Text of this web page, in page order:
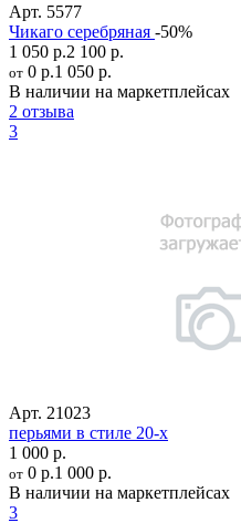
Арт. 5577
Чикаго серебряная -50%
1 050 р.2 100 р.
от 0 р.1 050 р.
В наличии на маркетплейсах
2 отзыва
3
Арт. 21023
перьями в стиле 20-х
1 000 р.
от 0 р.1 000 р.
В наличии на маркетплейсах
3